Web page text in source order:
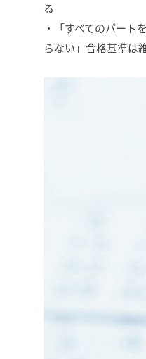
る
・「すべてのパート
らない」合格基準は